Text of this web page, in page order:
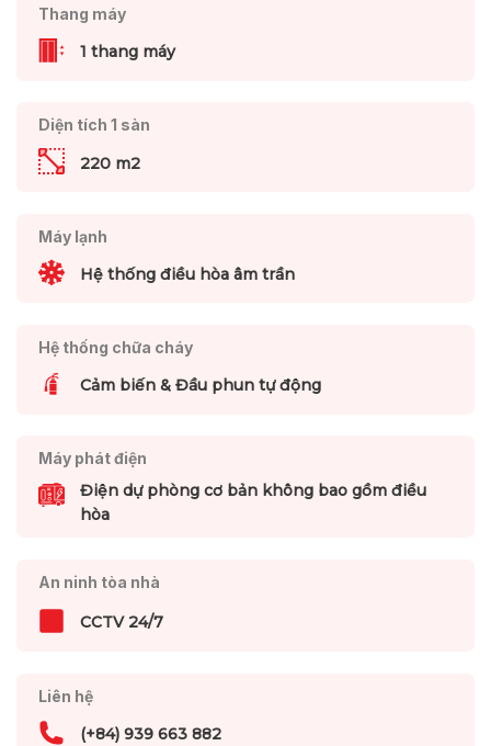
Thang máy
1 thang máy
Diện tích 1 sàn
220 m2
Máy lạnh
Hệ thống điều hòa âm trần
Hệ thống chữa cháy
Cảm biến & Đầu phun tự động
Máy phát điện
Điện dự phòng cơ bản không bao gồm điều
hòa
An ninh tòa nhà
CCTV 24/7
Liên hệ
(+84) 939 663 882